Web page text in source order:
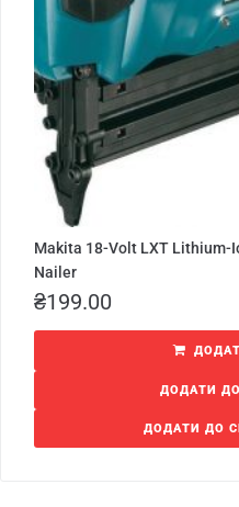
Makita 18-Volt LXT Lithium-
Nailer
₴199.00
ДОДАТИ
ДОДАТИ ДО